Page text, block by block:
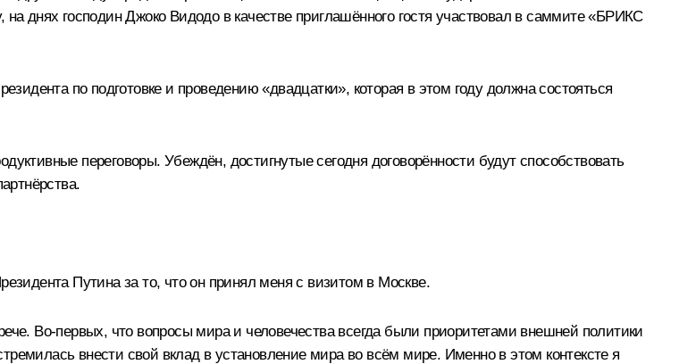
днях господин Джоко Видодо в качестве приглашённого гостя участвовал в саммите «БРИКС
по подготовке и проведению «двадцатки», которая в этом году должна состояться
переговоры. Убеждён, достигнутые сегодня договорённости будут способствовать
Путина за то, что он принял меня с визитом в Москве.
Во-первых, что вопросы мира и человечества всегда были приоритетами внешней политики
внести свой вклад в установление мира во всём мире. Именно в этом контексте я